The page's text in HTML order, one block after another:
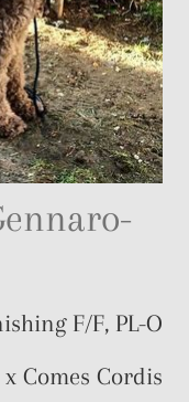
F/F, PL-O
Comes Cordis